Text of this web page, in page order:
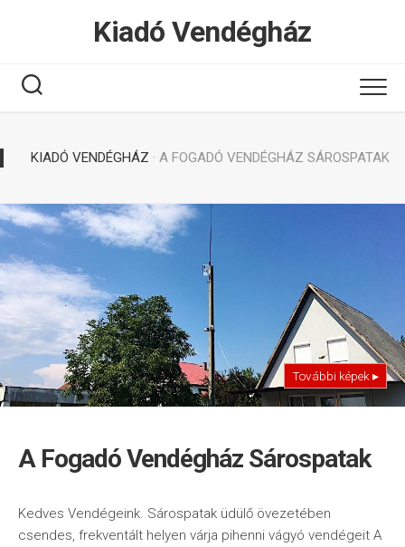
Kiadó Vendégház
KIADÓ VENDÉGHÁZ · A FOGADÓ VENDÉGHÁZ SÁROSPATAK
További képek ▸
A Fogadó Vendégház Sárospatak
Kedves Vendégeink. Sárospatak üdülő övezetében
csendes, frekventált helyen várja pihenni vágyó vendégeit A